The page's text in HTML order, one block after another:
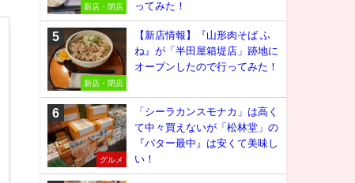
新店・閉店
ってみた！
新店・閉店
【新店情報】『山形肉そば ふ
ね』が「半田屋箱堤店」跡地に
オープンしたので行ってみた！
グルメ
「シーラカンスモナカ」は高く
て中々買えないが「松林堂」の
『バター最中』は安くて美味し
い！